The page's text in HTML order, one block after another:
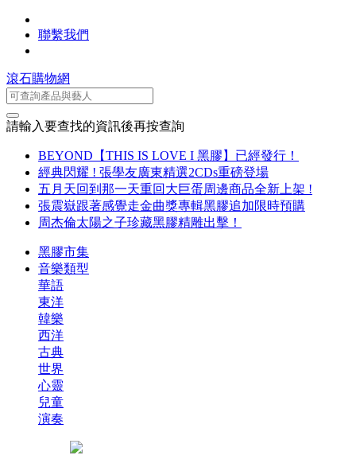
聯繫我們
滾石購物網
請輸入要查找的資訊後再按查詢
BEYOND【THIS IS LOVE I 黑膠】已經發行！
經典閃耀 ! 張學友廣東精選2CDs重磅登場
五月天回到那一天重回大巨蛋周邊商品全新上架 !
張震嶽跟著感覺走金曲獎專輯黑膠追加限時預購
周杰倫太陽之子珍藏黑膠精雕出擊！
黑膠市集
音樂類型
華語
東洋
韓樂
西洋
古典
世界
心靈
兒童
演奏